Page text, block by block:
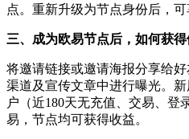
点。重新升级为节点身份后，
三、成为欧易节点后，如何获得
将邀请链接或邀请海报分享给
渠道及宣传文章中进行曝光。
户（近180天无充值、交易、登
易，节点均可获得收益。